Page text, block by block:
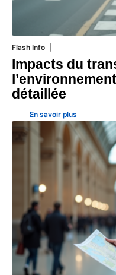
Flash Info
Impacts du
détaillée
En savoir plus